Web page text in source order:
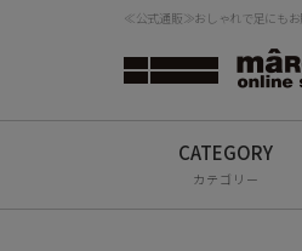
≪公式通販≫おしゃれで足にもお
カテゴリー
タイ
All